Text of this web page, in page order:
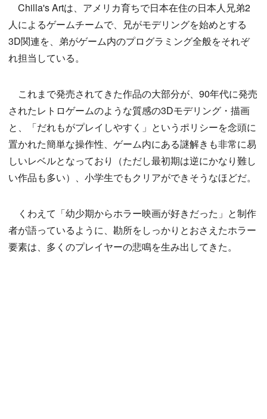
Chilla's Artは、アメリカ育ちで日本在住の日本人兄弟2
人によるゲームチームで、兄がモデリングを始めとする
3D関連を、弟がゲーム内のプログラミング全般をそれぞ
れ担当している。
これまで発売されてきた作品の大部分が、90年代に発売
されたレトロゲームのような質感の3Dモデリング・描画
と、「だれもがプレイしやすく」というポリシーを念頭に
置かれた簡単な操作性、ゲーム内にある謎解きも非常に易
しいレベルとなっており（ただし最初期は逆にかなり難し
い作品も多い）、小学生でもクリアができそうなほどだ。
くわえて「幼少期からホラー映画が好きだった」と制作
者が語っているように、勘所をしっかりとおさえたホラー
要素は、多くのプレイヤーの悲鳴を生み出してきた。